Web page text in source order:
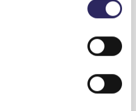
ontwerp van
29 mei het ontwerp van
Linkerscheldeoever